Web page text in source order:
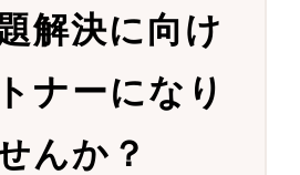
解決に向け
ナーになり
んか？